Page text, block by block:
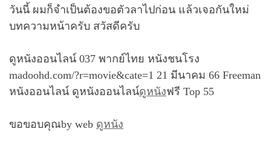
วันนี้ ผมก็จำเป็นต้องขอตัวลาไปก่อน แล้วเจอกันใหม่
บทความหน้าครับ สวัสดีครับ
ดูหนังออนไลน์ 037 พากย์ไทย หนังชนโรง
madoohd.com/?r=movie&cate=1 21 มีนาคม 66 Freeman
หนังออนไลน์ ดูหนังออนไลน์ดูหนังฟรี Top 55
ขอขอบคุณby web ดูหนัง